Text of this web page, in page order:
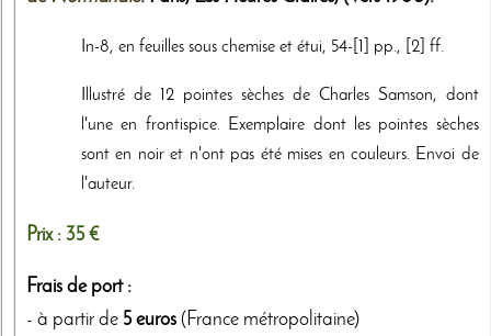
In-8, en feuilles sous chemise et étui, 54-[1] pp., [2] ff.
Illustré de 12 pointes sèches de Charles Samson, dont
l'une en frontispice. Exemplaire dont les pointes sèches
sont en noir et n'ont pas été mises en couleurs. Envoi de
l'auteur.
Prix : 35 €
Frais de port :
- à partir de 5 euros (France métropolitaine)